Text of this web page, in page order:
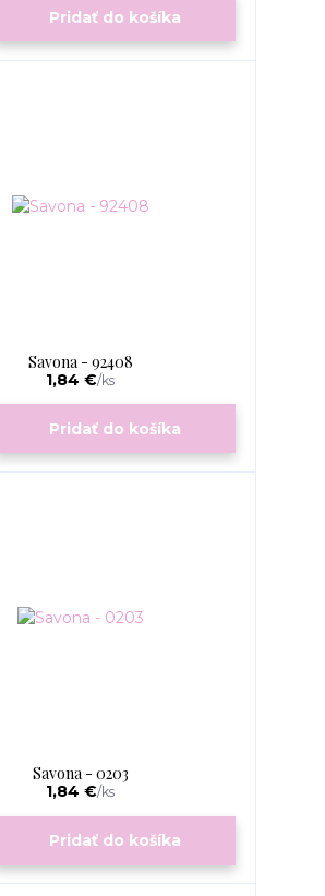
Pridať do košíka
Savona - 92408
1,84 €/ks
Pridať do košíka
Savona - 0203
1,84 €/ks
Pridať do košíka